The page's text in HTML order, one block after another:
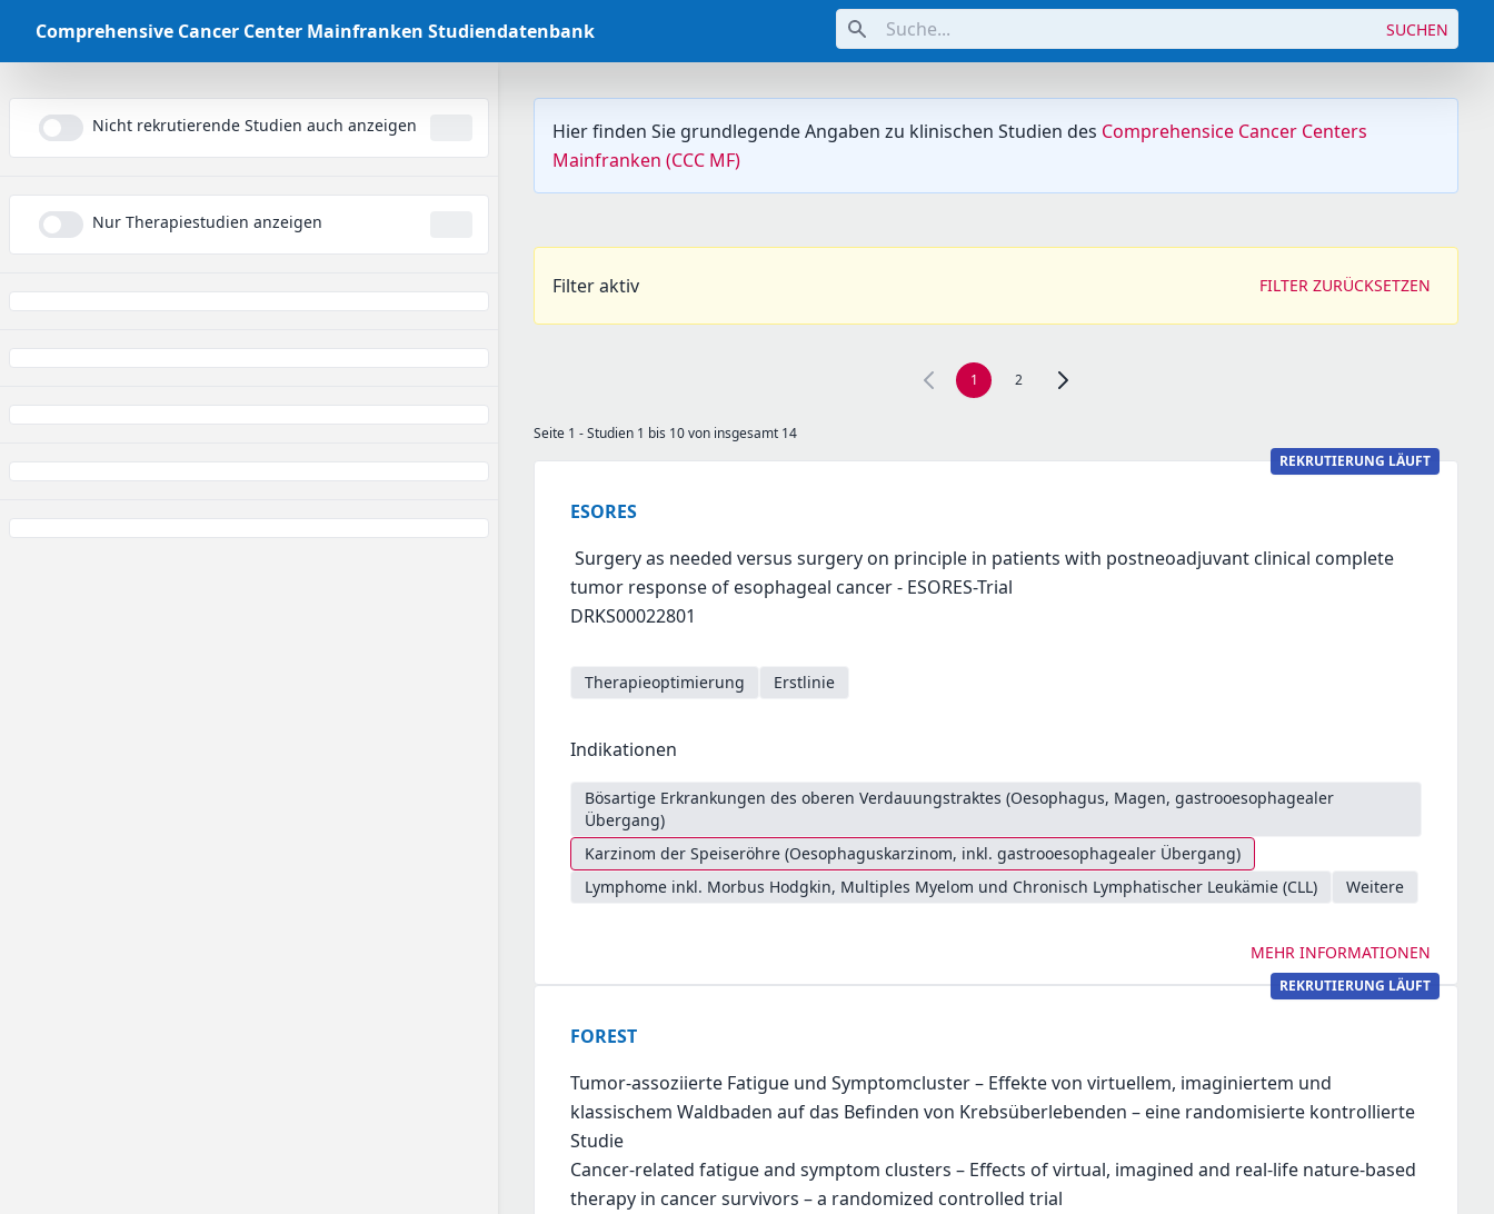
Comprehensive Cancer Center Mainfranken Studiendatenbank
Nicht rekrutierende Studien auch anzeigen
Nur Therapiestudien anzeigen
Hier finden Sie grundlegende Angaben zu klinischen Studien des Comprehensice Cancer Centers
Mainfranken (CCC MF)
Suche... SUCHEN
Filter aktiv FILTER ZURÜCKSETZEN
1 2 Zur nächsten Seite, Seite 2 navigieren
Seite 1 - Studien 1 bis 10 von insgesamt 14
REKRUTIERUNG LÄUFT
ESORES
Surgery as needed versus surgery on principle in patients with postneoadjuvant clinical complete
tumor response of esophageal cancer - ESORES-Trial
DRKS00022801
Therapieoptimierung Erstlinie
Indikationen
Bösartige Erkrankungen des oberen Verdauungstraktes (Oesophagus, Magen, gastrooesophagealer
Übergang)
Karzinom der Speiseröhre (Oesophaguskarzinom, inkl. gastrooesophagealer Übergang)
Lymphome inkl. Morbus Hodgkin, Multiples Myelom und Chronisch Lymphatischer Leukämie (CLL)
Weitere
MEHR INFORMATIONEN
REKRUTIERUNG LÄUFT
FOREST
Tumor-assoziierte Fatigue und Symptomcluster – Effekte von virtuellem, imaginiertem und
klassischem Waldbaden auf das Befinden von Krebsüberlebenden – eine randomisierte kontrollierte
Studie
Cancer-related fatigue and symptom clusters – Effects of virtual, imagined and real-life nature-based
therapy in cancer survivors – a randomized controlled trial